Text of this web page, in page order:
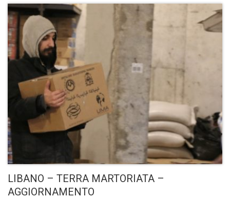
LIBANO – TERRA MARTORIATA –
AGGIORNAMENTO